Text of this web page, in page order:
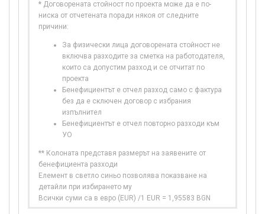
* Договорената стойност по проекта може да е по-
ниска от отчетената поради някоя от следните
причини:
За физически лица договорената стойност не
включва разходите за сметка на работодателя,
които са допустим разход и се отчитат по
проекта
Бенефициентът е отчел разход само с фактура
без да е сключен договор с избрания
изпълнител
Бенефициентът е отчел повторно разходи към
УО
** Колоната представя размерът на заявените от
бенефициента разходи
Елемент в светло синьо позволява показване на
детайли при избирането му
Всички суми са в евро (EUR) /1 EUR = 1,95583 BGN